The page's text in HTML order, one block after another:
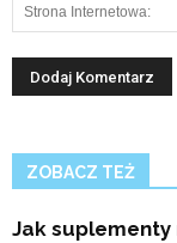
ZOBACZ TEŻ
Jak